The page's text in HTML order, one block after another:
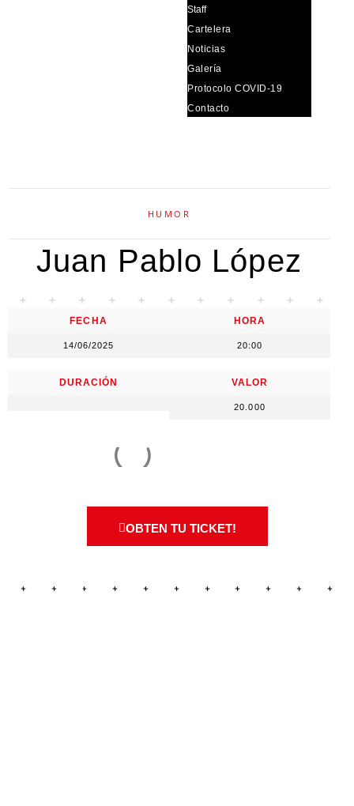
Staff
Cartelera
Noticias
Galería
Protocolo COVID-19
Contacto
HUMOR
Juan Pablo López
FECHA
14/06/2025
HORA
20:00
DURACIÓN VALOR
20.000
OBTEN TU TICKET!